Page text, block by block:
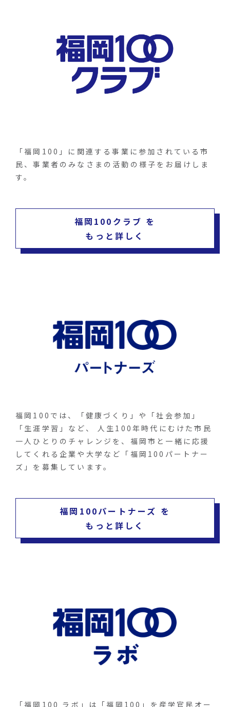
「福岡100」に関連する事業に参加されている市
民、事業者のみなさまの活動の様子をお届けしま
す。
福岡100クラブ を
もっと詳しく
福岡100では、「健康づくり」や「社会参加」
「生涯学習」など、 人生100年時代にむけた市民
一人ひとりのチャレンジを、福岡市と一緒に応援
してくれる企業や大学など「福岡100パートナー
ズ」を募集しています。
福岡100パートナーズ を
もっと詳しく
「福岡100 ラボ」は「福岡100」を産学官民オー